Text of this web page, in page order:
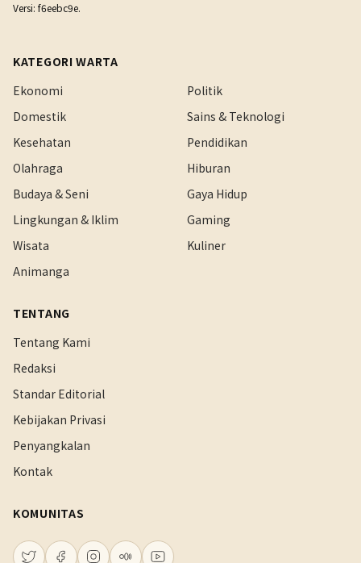
Versi: f6eebc9e.
KATEGORI WARTA
Ekonomi
Politik
Domestik
Sains & Teknologi
Kesehatan
Pendidikan
Olahraga
Hiburan
Budaya & Seni
Gaya Hidup
Lingkungan & Iklim
Gaming
Wisata
Kuliner
Animanga
TENTANG
Tentang Kami
Redaksi
Standar Editorial
Kebijakan Privasi
Penyangkalan
Kontak
KOMUNITAS